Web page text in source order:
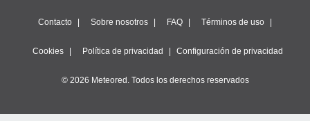
Contacto Sobre nosotros FAQ Términos de uso
Cookies Política de privacidad Configuración de privacidad
© 2026 Meteored. Todos los derechos reservados